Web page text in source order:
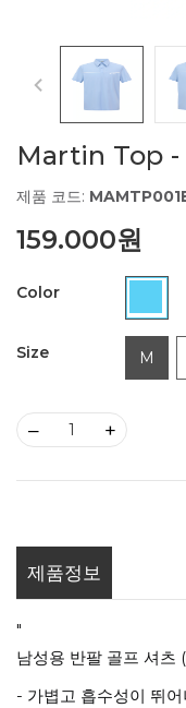
Martin Top
제품 코드:
159.000원
Color
Size M
– +
제품정보
"
남성용 반팔 골프 셔츠
- 가볍고 흡수성이 뛰